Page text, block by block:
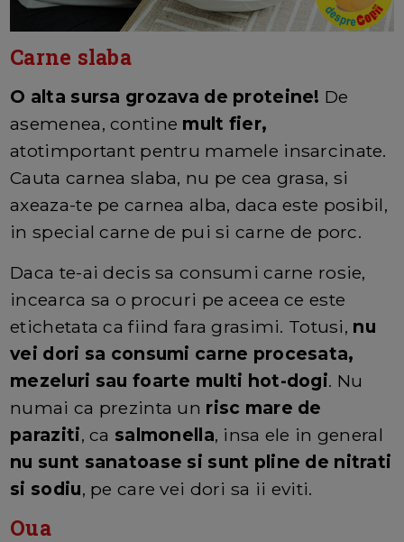
Carne slaba
O alta sursa grozava de proteine! De
asemenea, contine mult fier,
atotimportant pentru mamele insarcinate.
Cauta carnea slaba, nu pe cea grasa, si
axeaza-te pe carnea alba, daca este posibil,
in special carne de pui si carne de porc.
Daca te-ai decis sa consumi carne rosie,
incearca sa o procuri pe aceea ce este
etichetata ca fiind fara grasimi. Totusi, nu
vei dori sa consumi carne procesata,
mezeluri sau foarte multi hot-dogi. Nu
numai ca prezinta un risc mare de
paraziti, ca salmonella, insa ele in general
nu sunt sanatoase si sunt pline de nitrati
si sodiu, pe care vei dori sa ii eviti.
Oua